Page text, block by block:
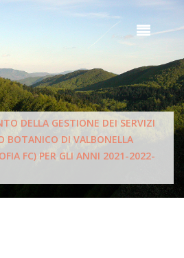
DELLA GESTIONE DEI SERVIZI
BOTANICO DI VALBONELLA
FC) PER GLI ANNI 2021-2022-